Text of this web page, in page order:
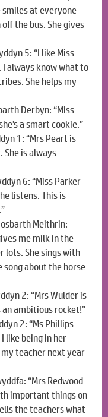
smiles at everyone
the bus. She gives
5: “I like Miss
I always know what to
She helps my
Derbyn: “Miss
a smart cookie.”
1: “Mrs Peart is
She is always
6: “Miss Parker
listens. This is
Meithrin:
me milk in the
lots. She sings with
song about the horse
2: “Mrs Wulder is
ambitious rocket!”
2: “Ms Phillips
like being in her
my teacher next year
“Mrs Redwood
important things on
the teachers what